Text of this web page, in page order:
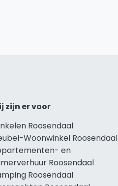
zijn er voor
Roosendaal
Woonwinkel Roosendaal
en
Roosendaal
Roosendaal